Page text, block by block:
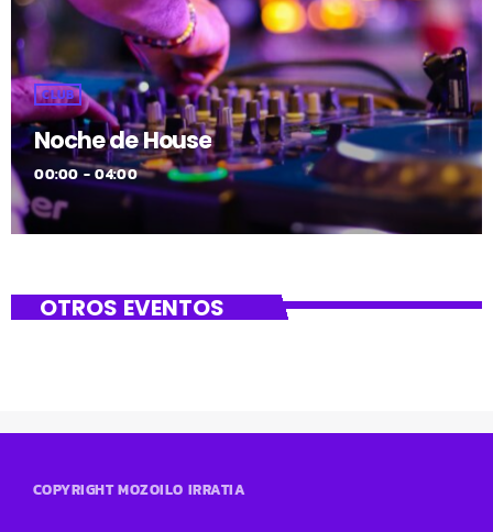
CLUB
Noche de House
00:00 - 04:00
OTROS EVENTOS
COPYRIGHT MOZOILO IRRATIA